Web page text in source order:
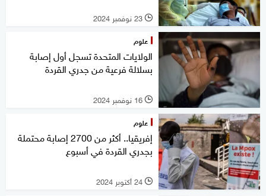
l 23 نوفمبر 2024
علوم
الولايات المتحدة تسجل أول إصابة
بسلالة فرعية من جدري القردة
l 16 نوفمبر 2024
علوم
إفريقيا.. أكثر من 2700 إصابة محتملة
بجدري القردة في أسبوع
l 24 أكتوبر 2024